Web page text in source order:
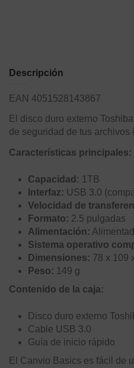
Descripción
EAN 4051528143867
El disco duro externo
de seguridad de tus archivos
Características principales:
Capacidad: 1TB
Interfaz: USB 3.0
Velocidad de
Formato: 2.5 pulgadas
Alimentación:
Sistema operativo
Dimensiones: 78 x 109
Peso: 149 g
Contenido de la caja:
Disco duro externo
Cable USB 3.0
Guía de inicio rápido
El Canvio Basics es fácil de